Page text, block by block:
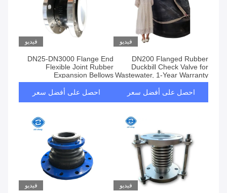
فيديو
DN200 Flanged Rubber
Duckbill Check Valve for
Wastewater, 1-Year Warranty
احصل على أفضل سعر
فيديو
DN25-DN3000 Flange End
Flexible Joint Rubber
Expansion Bellows
احصل على أفضل سعر
فيديو فيديو